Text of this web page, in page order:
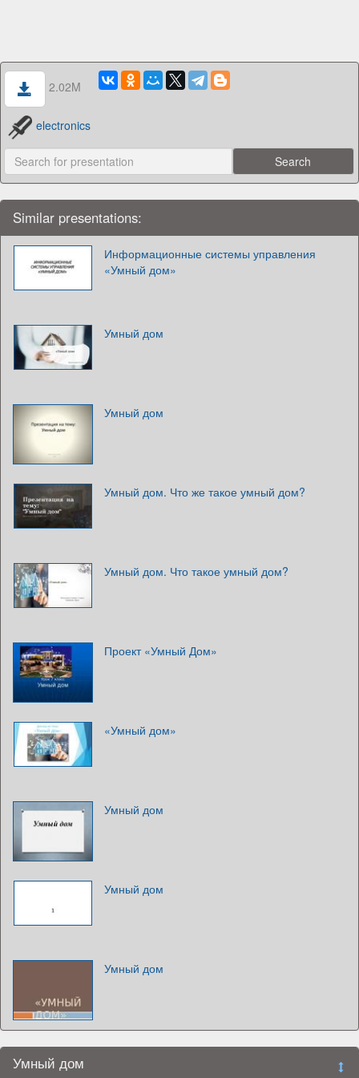
2.02M
electronics
Similar presentations:
Информационные системы управления
«Умный дом»
Умный дом
Умный дом
Умный дом. Что же такое умный дом?
Умный дом. Что такое умный дом?
Проект «Умный Дом»
«Умный дом»
Умный дом
Умный дом
Умный дом
Умный дом